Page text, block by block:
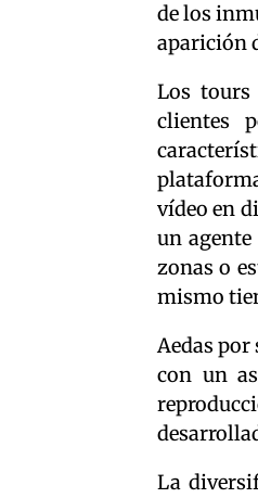
de los
aparición
Los tours
clientes
vídeo en
un
zonas o
mismo
Aedas
con un
La